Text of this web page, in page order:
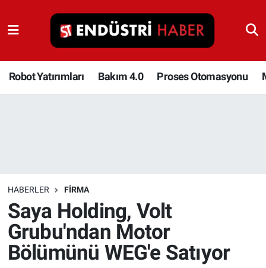
Robot Yatırımları Bakım 4.0 Proses Otomasyonu
HABERLER FIRMA
Saya Holding, Volt
Grubu'ndan Motor
Bölümünü WEG'e Satıyor
Robot Yatırımları
Bakım 4.0
İnşaat ve Malzeme
HaberOrtak